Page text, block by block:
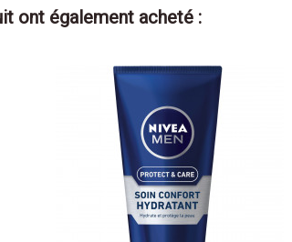
ont également acheté :